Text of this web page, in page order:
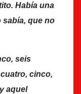
Había una
sabía, que no
seis
cinco,
aquel